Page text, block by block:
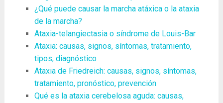
¿Qué puede causar la marcha atáxica o la ataxia
de la marcha?
Ataxia-telangiectasia o síndrome de Louis-Bar
Ataxia: causas, signos, síntomas, tratamiento,
tipos, diagnóstico
Ataxia de Friedreich: causas, signos, síntomas,
tratamiento, pronóstico, prevención
Qué es la ataxia cerebelosa aguda: causas,